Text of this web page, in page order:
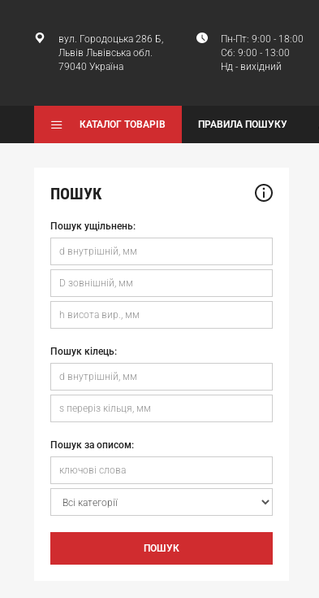
вул. Городоцька 286 Б,
Львів Львівська обл.
79040 Україна
Пн-Пт: 9:00 - 18:00
Сб: 9:00 - 13:00
Нд - вихідний
КАТАЛОГ ТОВАРІВ ПРАВИЛА ПОШУКУ
ПОШУК
Пошук ущільнень:
Пошук кілець:
Пошук за описом:
ПОШУК